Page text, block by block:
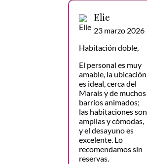
Elie
23 marzo 2026
Habitación doble,
El personal es muy
amable, la ubicación
es ideal, cerca del
Marais y de muchos
barrios animados;
las habitaciones son
amplias y cómodas,
y el desayuno es
excelente. Lo
recomendamos sin
reservas.